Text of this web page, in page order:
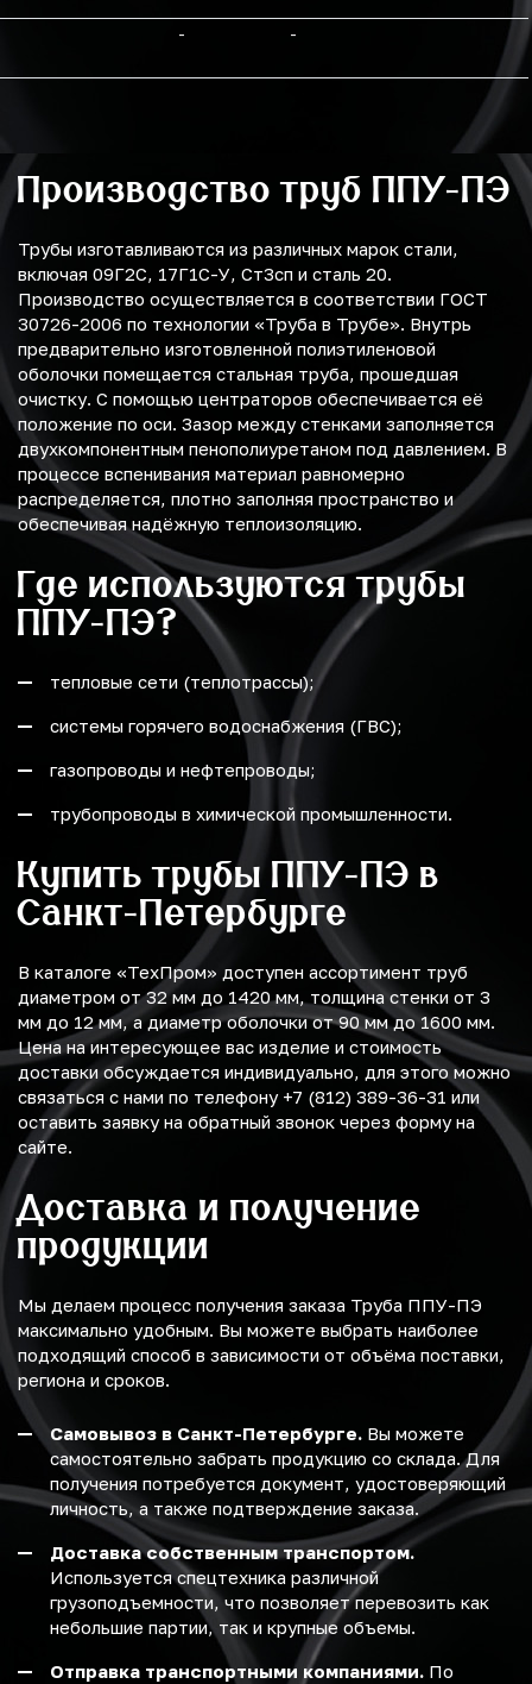
- -
Производство труб ППУ-ПЭ
Трубы изготавливаются из различных марок стали,
включая 09Г2С, 17Г1С-У, Ст3сп и сталь 20.
Производство осуществляется в соответствии ГОСТ
30726-2006 по технологии «Труба в Трубе». Внутрь
предварительно изготовленной полиэтиленовой
оболочки помещается стальная труба, прошедшая
очистку. С помощью центраторов обеспечивается её
положение по оси. Зазор между стенками заполняется
двухкомпонентным пенополиуретаном под давлением. В
процессе вспенивания материал равномерно
распределяется, плотно заполняя пространство и
обеспечивая надёжную теплоизоляцию.
Где используются трубы
ППУ-ПЭ?
тепловые сети (теплотрассы);
системы горячего водоснабжения (ГВС);
газопроводы и нефтепроводы;
трубопроводы в химической промышленности.
Купить трубы ППУ-ПЭ в
Санкт-Петербурге
В каталоге «ТехПром» доступен ассортимент труб
диаметром от 32 мм до 1420 мм, толщина стенки от 3
мм до 12 мм, а диаметр оболочки от 90 мм до 1600 мм.
Цена на интересующее вас изделие и стоимость
доставки обсуждается индивидуально, для этого можно
связаться с нами по телефону +7 (812) 389-36-31 или
оставить заявку на обратный звонок через форму на
сайте.
Доставка и получение
продукции
Мы делаем процесс получения заказа Труба ППУ-ПЭ
максимально удобным. Вы можете выбрать наиболее
подходящий способ в зависимости от объёма поставки,
региона и сроков.
Самовывоз в Санкт-Петербурге. Вы можете
самостоятельно забрать продукцию со склада. Для
получения потребуется документ, удостоверяющий
личность, а также подтверждение заказа.
Доставка собственным транспортом.
Используется спецтехника различной
грузоподъемности, что позволяет перевозить как
небольшие партии, так и крупные объемы.
Отправка транспортными компаниями. По